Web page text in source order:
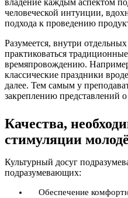
владение каждым аспектом
человеческой интуиции,
подхода к проведению
Разумеется, внутри
практиковаться
времяпровождению.
классические праздники
далее. Тем самым у
закреплению представлений
Качества,
стимуляции
Культурный досуг
подразумевающих:
Обеспечение